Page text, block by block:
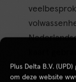
Plus Delta B.V.
om deze website
afstuderen